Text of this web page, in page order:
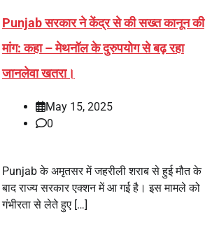
Punjab सरकार ने केंद्र से की सख्त कानून की
मांग: कहा – मेथनॉल के दुरुपयोग से बढ़ रहा
जानलेवा खतरा।
May 15, 2025
0
Punjab के अमृतसर में जहरीली शराब से हुई मौत के
बाद राज्य सरकार एक्शन में आ गई है। इस मामले को
गंभीरता से लेते हुए […]